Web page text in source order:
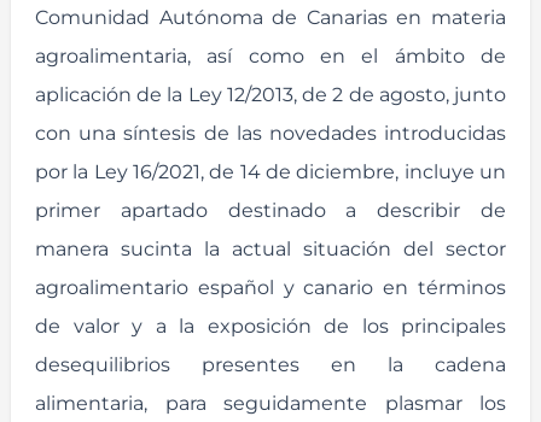
Comunidad Autónoma de Canarias en materia
agroalimentaria, así como en el ámbito de
aplicación de la Ley 12/2013, de 2 de agosto, junto
con una síntesis de las novedades introducidas
por la Ley 16/2021, de 14 de diciembre, incluye un
primer apartado destinado a describir de
manera sucinta la actual situación del sector
agroalimentario español y canario en términos
de valor y a la exposición de los principales
desequilibrios presentes en la cadena
alimentaria, para seguidamente plasmar los